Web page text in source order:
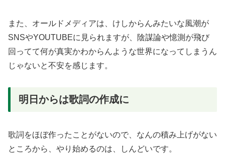
また、オールドメディアは、けしからんみたいな風潮が
SNSやYOUTUBEに見られますが、陰謀論や憶測が飛び
回ってて何が真実かわからんような世界になってしまうん
じゃないと不安を感じます。
明日からは歌詞の作成に
歌詞をほぼ作ったことがないので、なんの積み上げがない
ところから、やり始めるのは、しんどいです。